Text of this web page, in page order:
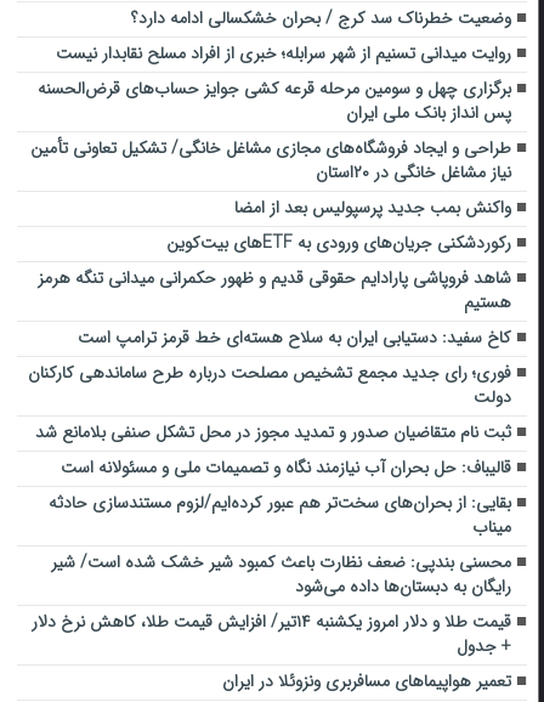
وضعیت خطرناک سد کرج / بحران خشکسالی ادامه دارد؟
روایت میدانی تسنیم از شهر سرابله؛ خبری از افراد مسلح نقابدار نیست
برگزاری چهل و سومین مرحله قرعه کشی جوایز حساب‌های قرض‌الحسنه
پس انداز بانک ملی ایران
طراحی و ایجاد فروشگاه‌های مجازی مشاغل خانگی/ تشکیل تعاونی‌ تأمین
نیاز مشاغل خانگی در ۲۰استان
واکنش بمب جدید پرسپولیس بعد از امضا
رکوردشکنی جریان‌های ورودی به ETFهای بیت‌کوین
شاهد فروپاشی پارادایم حقوقی قدیم و ظهور حکمرانی میدانی تنگه هرمز
هستیم
کاخ سفید: دستیابی ایران به سلاح هسته‌ای خط قرمز ترامپ است
فوری؛ رای جدید مجمع تشخیص مصلحت درباره طرح ساماندهی کارکنان
دولت
ثبت نام متقاضیان صدور و تمدید مجوز در محل تشکل صنفی بلامانع شد
قالیباف: حل بحران آب نیازمند نگاه و تصمیمات ملی و مسئولانه است
بقایی: از بحران‌های سخت‌تر هم عبور کرده‌ایم/لزوم مستندسازی حادثه
میناب
محسنی بندپی: ضعف نظارت باعث کمبود شیر خشک شده است/ شیر
رایگان به دبستان‌ها داده می‌شود
قیمت طلا و دلار امروز یکشنبه ۱۴تیر/ افزایش قیمت طلا، کاهش نرخ دلار
+ جدول
تعمیر هواپیماهای مسافربری ونزوئلا در ایران